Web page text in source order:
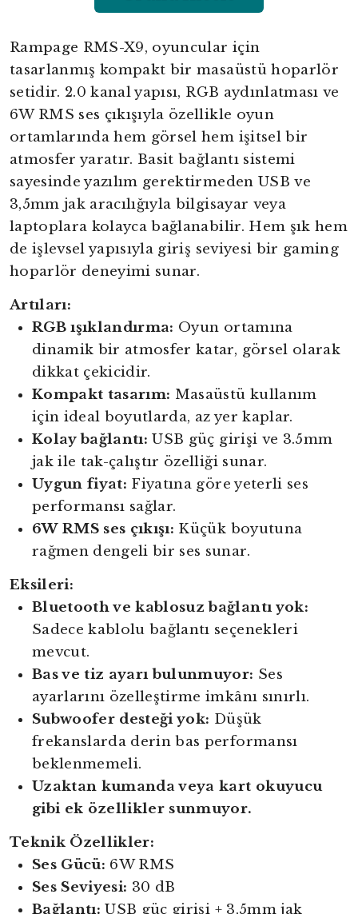
Rampage RMS-X9, oyuncular için
tasarlanmış kompakt bir masaüstü hoparlör
setidir. 2.0 kanal yapısı, RGB aydınlatması ve
6W RMS ses çıkışıyla özellikle oyun
ortamlarında hem görsel hem işitsel bir
atmosfer yaratır. Basit bağlantı sistemi
sayesinde yazılım gerektirmeden USB ve
3,5mm jak aracılığıyla bilgisayar veya
laptoplara kolayca bağlanabilir. Hem şık hem
de işlevsel yapısıyla giriş seviyesi bir gaming
hoparlör deneyimi sunar.
Artıları:
RGB ışıklandırma: Oyun ortamına
dinamik bir atmosfer katar, görsel olarak
dikkat çekicidir.
Kompakt tasarım: Masaüstü kullanım
için ideal boyutlarda, az yer kaplar.
Kolay bağlantı: USB güç girişi ve 3.5mm
jak ile tak-çalıştır özelliği sunar.
Uygun fiyat: Fiyatına göre yeterli ses
performansı sağlar.
6W RMS ses çıkışı: Küçük boyutuna
rağmen dengeli bir ses sunar.
Eksileri:
Bluetooth ve kablosuz bağlantı yok:
Sadece kablolu bağlantı seçenekleri
mevcut.
Bas ve tiz ayarı bulunmuyor: Ses
ayarlarını özelleştirme imkânı sınırlı.
Subwoofer desteği yok: Düşük
frekanslarda derin bas performansı
beklenmemeli.
Uzaktan kumanda veya kart okuyucu
gibi ek özellikler sunmuyor.
Teknik Özellikler:
Ses Gücü: 6W RMS
Ses Seviyesi: 30 dB
Bağlantı: USB güç girişi + 3,5mm jak